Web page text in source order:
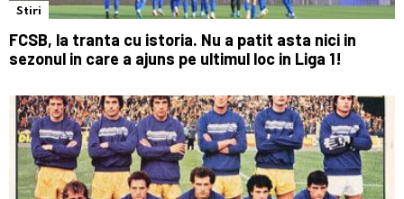
Stiri
FCSB, la tranta cu istoria. Nu a patit asta nici in
sezonul in care a ajuns pe ultimul loc in Liga 1!